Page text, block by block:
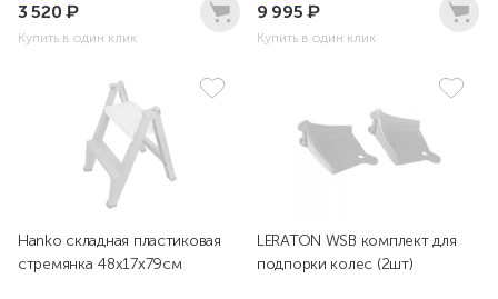
3 520₽
Купить в один клик
9 995₽
Купить в один клик
Hanko складная пластиковая
стремянка 48х17х79см
LERATON WSB комплект для
подпорки колес (2шт)